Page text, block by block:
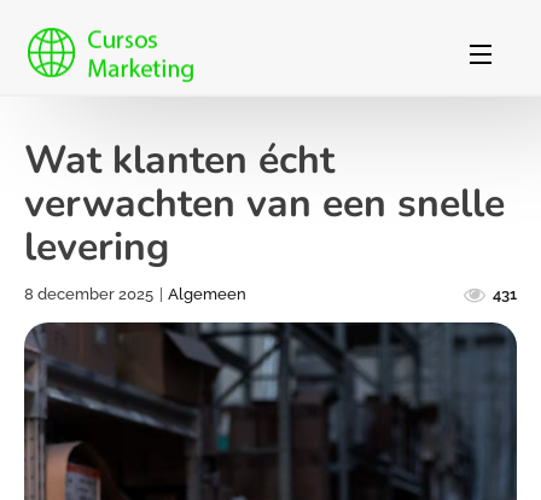
Wat klanten écht
verwachten van een snelle
levering
8 december 2025 | Algemeen 431